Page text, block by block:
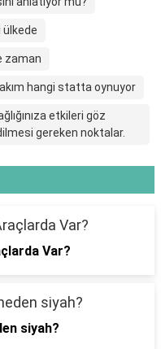
ülkede
zaman
hangi statta oynuyor
etkileri göz
gereken noktalar.
Var?
siyah?